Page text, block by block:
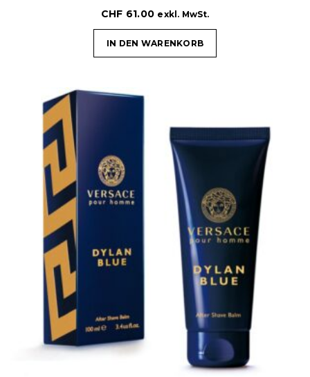
CHF 61.00 exkl. MwSt.
IN DEN WARENKORB